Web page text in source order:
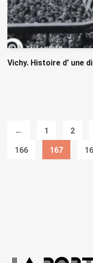
Vichy. Histoire d’ une
← 1 2
166 167